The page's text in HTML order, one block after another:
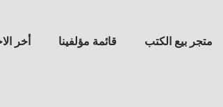
متجر بيع الكتب قائمة مؤلفينا أخر